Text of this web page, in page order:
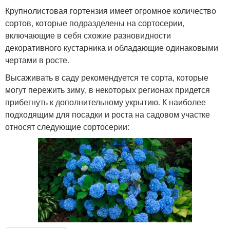
Крупнолистовая гортензия имеет огромное количество
сортов, которые подразделены на сортосерии,
включающие в себя схожие разновидности
декоративного кустарника и обладающие одинаковыми
чертами в росте.
Высаживать в саду рекомендуется те сорта, которые
могут пережить зиму, в некоторых регионах придется
прибегнуть к дополнительному укрытию. К наиболее
подходящим для посадки и роста на садовом участке
относят следующие сортосерии: